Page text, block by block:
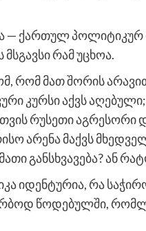
— ქართულ
რამ უცხოა.
რომ მათ შორის
კურსი აქვს
რუსეთი აგრესორი
არენა მაქვს
განსხვავება? ან
იდენტურია, რა
ბრბოდ წოდებულში,